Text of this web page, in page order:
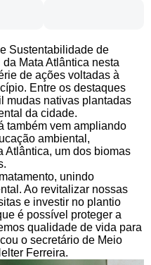
Sustentabilidade de
Mata Atlântica nesta
de ações voltadas à
Entre os destaques
mudas nativas plantadas
da cidade.
também vem ampliando
ambiental,
Atlântica, um dos biomas
unindo
Ao revitalizar nossas
e investir no plantio
é possível proteger a
qualidade de vida para
o secretário de Meio
Ferreira.